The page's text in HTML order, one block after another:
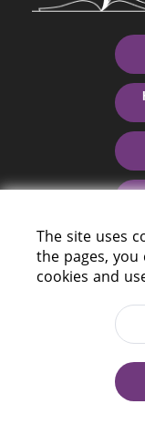
220114,
The site uses
the pages,
cookies and